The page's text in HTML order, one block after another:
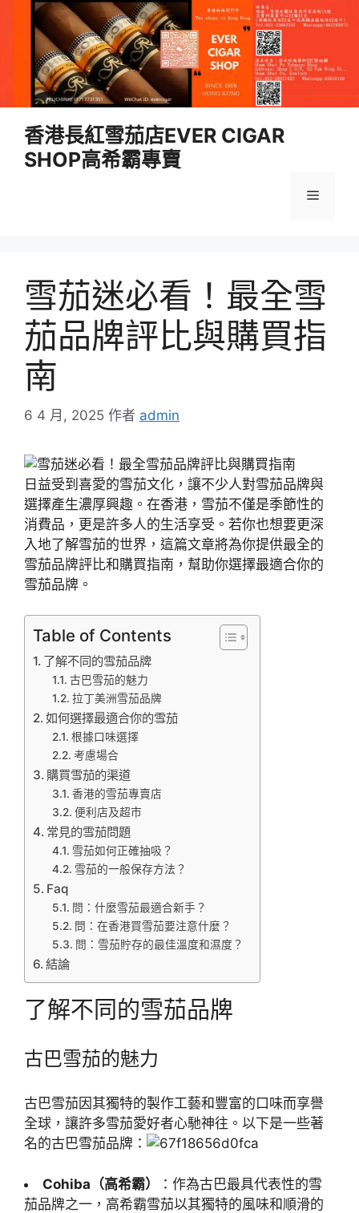
香港長紅雪茄店EVER CIGAR
SHOP高希霸專賣
選
雪茄迷必看！最全雪
茄品牌評比與購買指
南
6 4 月, 2025 作者 admin
日益受到喜愛的雪茄文化，讓不少人對雪茄品牌與
選擇產生濃厚興趣。在香港，雪茄不僅是季節性的
消費品，更是許多人的生活享受。若你也想要更深
入地了解雪茄的世界，這篇文章將為你提供最全的
雪茄品牌評比和購買指南，幫助你選擇最適合你的
雪茄品牌。
Table of Contents
了解不同的雪茄品牌
古巴雪茄的魅力
拉丁美洲雪茄品牌
如何選擇最適合你的雪茄
根據口味選擇
考慮場合
購買雪茄的渠道
香港的雪茄專賣店
便利店及超市
常見的雪茄問題
雪茄如何正確抽吸？
雪茄的一般保存方法？
Faq
問：什麼雪茄最適合新手？
問：在香港買雪茄要注意什麼？
問：雪茄貯存的最佳溫度和濕度？
結論
了解不同的雪茄品牌
古巴雪茄的魅力
古巴雪茄因其獨特的製作工藝和豐富的口味而享譽
全球，讓許多雪茄愛好者心馳神往。以下是一些著
名的古巴雪茄品牌：
Cohiba（高希霸）
：作為古巴最具代表性的雪
茄品牌之一，高希霸雪茄以其獨特的風味和順滑的